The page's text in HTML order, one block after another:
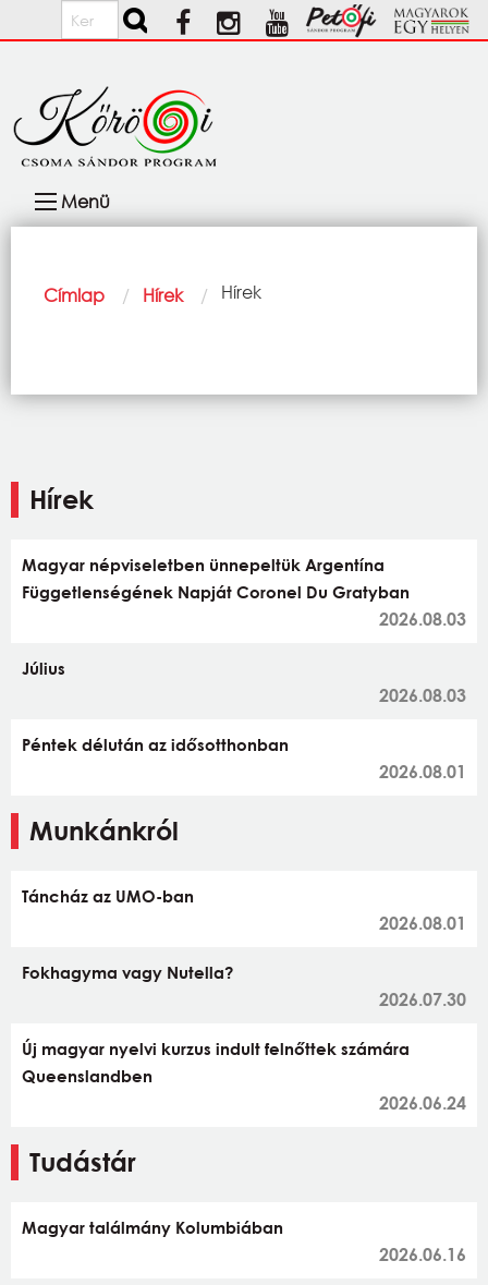
Ugrás a tartalomra
Keresés
navigáció
Menü
Morzsa
Címlap Hírek Current:
Hírek
Hírek
Magyar népviseletben ünnepeltük Argentína
Függetlenségének Napját Coronel Du Gratyban
2026.08.03
Július
2026.08.03
Péntek délután az idősotthonban
2026.08.01
Munkánkról
Táncház az UMO-ban
2026.08.01
Fokhagyma vagy Nutella?
2026.07.30
Új magyar nyelvi kurzus indult felnőttek számára
Queenslandben
2026.06.24
Tudástár
Magyar találmány Kolumbiában
2026.06.16